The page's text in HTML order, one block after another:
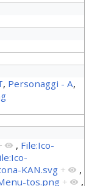
, Personaggi - A,
, File:Ico-
KAN.svg +
,
tos.png +
,